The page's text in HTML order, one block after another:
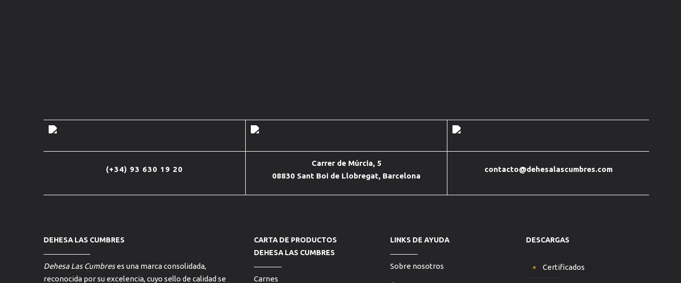
(+34) 93 630 19 20
Carrer de Múrcia, 5
08830 Sant Boi de Llobregat, Barcelona
contacto@dehesalascumbres.com
DEHESA LAS CUMBRES
Dehesa Las Cumbreses una marca consolidada,
reconocida por su excelencia, cuyo sello de calidad se
CARTA DE PRODUCTOS
DEHESA LAS CUMBRES
Carnes
LINKS DE AYUDA
Sobre nosotros
DESCARGAS
Certificados